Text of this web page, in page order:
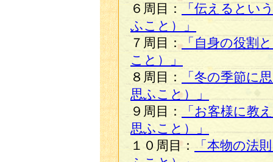
６周目：
「伝えるとい
ふこと）」
７周目：「自身の役割
こと）」
８周目：
「冬の季節に
思ふこと）」
９周目：
「お客様に教
思ふこと）」
１０周目：
「本物の法